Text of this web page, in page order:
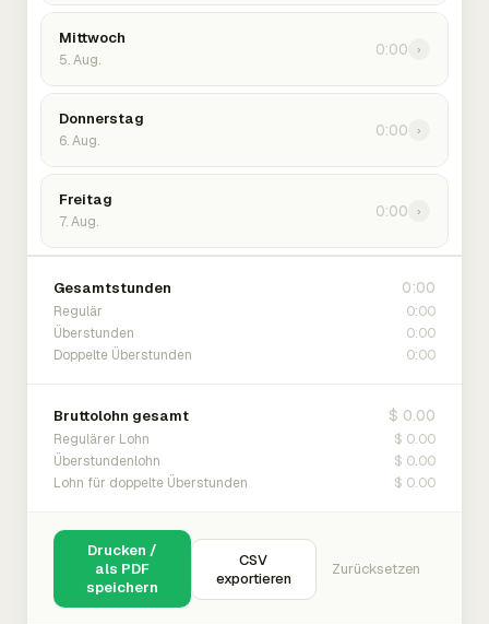
Mittwoch
5. Aug.
0:00 ›
Donnerstag
6. Aug.
0:00 ›
Freitag
7. Aug.
0:00 ›
Gesamtstunden 0:00
Regulär 0:00
Überstunden 0:00
Doppelte Überstunden 0:00
Bruttolohn gesamt $ 0.00
Regulärer Lohn $ 0.00
Überstundenlohn $ 0.00
Lohn für doppelte Überstunden $ 0.00
Drucken /
als PDF
speichern
CSV
exportieren
Zurücksetzen